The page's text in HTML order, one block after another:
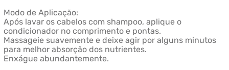
Modo de Aplicação:
Após lavar os cabelos com shampoo, aplique o
condicionador no comprimento e pontas.
Massageie suavemente e deixe agir por alguns minutos
para melhor absorção dos nutrientes.
Enxágue abundantemente.